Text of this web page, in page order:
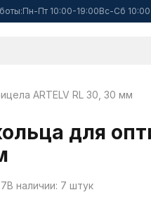
Пн-Пт 10:00-19:00Вс-Сб
ARTELV RL 30, 30 мм
для
В наличии: 7 штук